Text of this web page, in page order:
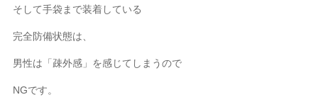
そして手袋まで装着している
完全防備状態は、
男性は「疎外感」を感じてしまうので
NGです。